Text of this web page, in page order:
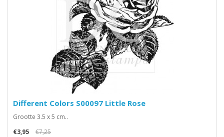
Different Colors S00097 Little Rose
Grootte 3.5 x 5 cm..
€3,95
€7,25